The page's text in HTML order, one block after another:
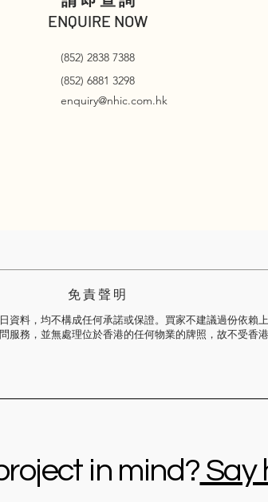
ENQUIRE NOW
(852) 2838 7388
(852) 6881 3298
enquiry@nhic.com.hk
免 責 聲 明
資料，均不構成任何承諾或保證。買家不建議過份依賴
務，並無處理位於香港的任何物業的牌照，故不受香
in mind? Say